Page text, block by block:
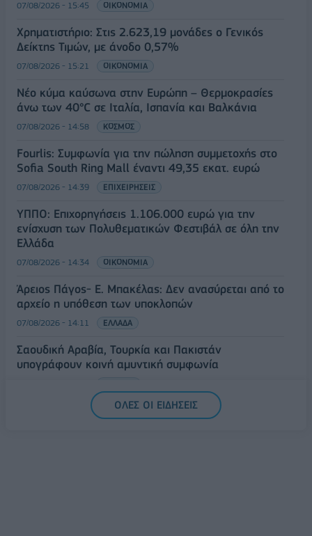
07/08/2026 - 15:45 ΟΙΚΟΝΟΜΙΑ
Χρηματιστήριο: Στις 2.623,19 μονάδες ο Γενικός
Δείκτης Τιμών, με άνοδο 0,57%
07/08/2026 - 15:21 ΟΙΚΟΝΟΜΙΑ
Νέο κύμα καύσωνα στην Ευρώπη – Θερμοκρασίες
άνω των 40°C σε Ιταλία, Ισπανία και Βαλκάνια
07/08/2026 - 14:58 ΚΟΣΜΟΣ
Fourlis: Συμφωνία για την πώληση συμμετοχής στο
Sofia South Ring Mall έναντι 49,35 εκατ. ευρώ
07/08/2026 - 14:39 ΕΠΙΧΕΙΡΗΣΕΙΣ
ΥΠΠΟ: Επιχορηγήσεις 1.106.000 ευρώ για την
ενίσχυση των Πολυθεματικών Φεστιβάλ σε όλη την
Ελλάδα
07/08/2026 - 14:34 ΟΙΚΟΝΟΜΙΑ
Άρειος Πάγος- Ε. Μπακέλας: Δεν ανασύρεται από το
αρχείο η υπόθεση των υποκλοπών
07/08/2026 - 14:11 ΕΛΛΑΔΑ
Σαουδική Αραβία, Τουρκία και Πακιστάν
υπογράφουν κοινή αμυντική συμφωνία
ΟΛΕΣ ΟΙ ΕΙΔΗΣΕΙΣ